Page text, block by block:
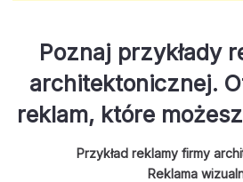
Poznaj przykłady
architektonicznej.
reklam, które
Przykład reklamy firmy
Reklama